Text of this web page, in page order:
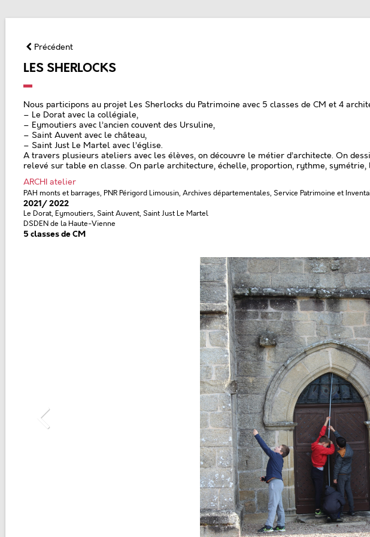
Précédent
LES SHERLOCKS
Nous participons au projet Les Sherlocks du Patrimoine avec 5 classes de CM et 4
– Le Dorat avec la collégiale,
– Eymoutiers avec l’ancien couvent des Ursuline,
– Saint Auvent avec le château,
– Saint Just Le Martel avec l’église.
A travers plusieurs ateliers avec les élèves, on découvre le métier d’architecte. On
relevé sur table en classe. On parle architecture, échelle, proportion, rythme,
ARCHI atelier
PAH monts et barrages, PNR Périgord Limousin, Archives départementales, Service Patrimoine et
2021/ 2022
Le Dorat, Eymoutiers, Saint Auvent, Saint Just Le Martel
DSDEN de la Haute-Vienne
5 classes de CM